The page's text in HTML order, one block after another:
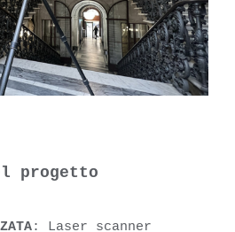
progetto
: Laser scanner